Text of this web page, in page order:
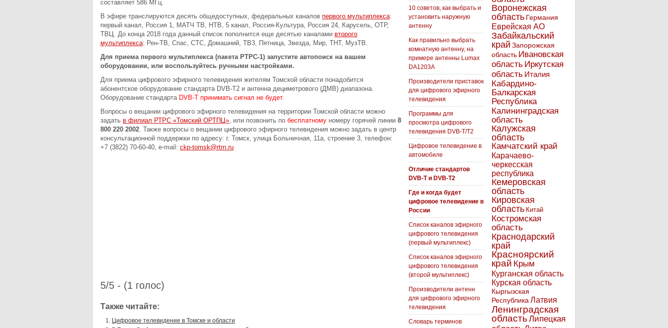
составляет 586 МГц.
В эфире транслируются десять общедоступных, федеральных каналов первого мультиплекса:
первый канал, Россия 1, МАТЧ ТВ, НТВ, 5 канал, Россия-Культура, Россия 24, Карусель, ОТР,
ТВЦ. До конца 2018 года данный список пополнится еще десятью каналами второго
мультиплекса: Рен-ТВ, Спас, СТС, Домашний, ТВ3, Пятница, Звезда, Мир, ТНТ, МузТВ.
Для приема первого мультиплекса (пакета РТРС-1) запустите автопоиск на вашем
оборудовании, или воспользуйтесь ручными настройками.
Для приема цифрового эфирного телевидения жителям Томской области понадобится
абонентское оборудование стандарта DVB-T2 и антенна дециметрового (ДМВ) диапазона.
Оборудование стандарта DVB-T принимать сигнал не будет.
Вопросы о вещании цифрового эфирного телевидения на территории Томской области можно
задать в филиал РТРС «Томский ОРТПЦ», или позвонить по бесплатному номеру горячей линии 8
800 220 2002. Также вопросы о вещании цифрового эфирного телевидения можно задать в центр
консультационной поддержки по адресу: г. Томск, улица Больничная, 11а, строение 3, телефон:
+7 (3822) 70-60-40, e-mail: ckp-tomsk@rtrn.ru
5/5 - (1 голос)
Также читайте:
Цифровое телевидение в Томске и области
10 советов, как выбрать и
установить наружную
антенну
Как правильно выбрать
комнатную антенну, на
примере антенны Lumax
DA1203А
Производители приставок
для цифрового эфирного
телевидения
Программы для
просмотра цифрового
телевидения DVB-T/T2
Цифровое телевидение в
автомобиле
Отличие стандартов
DVB-T и DVB-T2
Где и когда будет
цифровое телевидение в
России
Список каналов эфирного
цифрового телевидения
(первый мультиплекс)
Список каналов эфирного
цифрового телевидения
(второй мультиплекс)
Производители антенн
для цифрового эфирного
телевидения
Словарь терминов
Воронежская
область Германия
Еврейская АО
Забайкальский
край Запорожская
область Ивановская
область Иркутская
область Италия
Кабардино-
Балкарская
Республика
Калининградская
область
Калужская
область
Камчатский край
Карачаево-
черкесская
республика
Кемеровская
область
Кировская
область Китай
Костромская
область
Краснодарский
край
Красноярский
край Крым
Курганская область
Курская область
Кыргызская
Республика Латвия
Ленинградская
область Липецкая